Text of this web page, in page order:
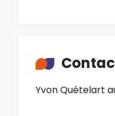
Yvon Quételart